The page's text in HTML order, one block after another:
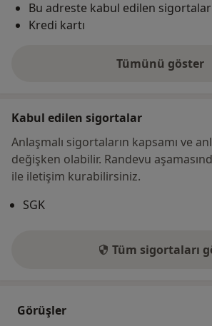
Bu adreste kabul edilen sigortalar
Kredi kartı
Tümünü göster
adres
Kabul edilen sigortalar
Anlaşmalı sigortaların kapsamı ve
değişken olabilir. Randevu
ile iletişim kurabilirsiniz.
SGK
Tüm sigortaları
Görüşler